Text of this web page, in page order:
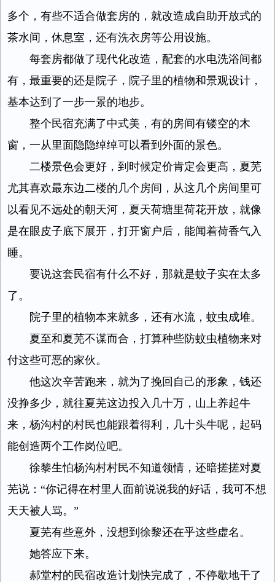
多个，有些不适合做套房的，就改造成自助开放式的
茶水间，休息室，还有洗衣房等公用设施。
每套房都做了现代化改造，配套的水电洗浴间都
有，最重要的还是院子，院子里的植物和景观设计，
基本达到了一步一景的地步。
整个民宿充满了中式美，有的房间有镂空的木
窗，一从里面隐隐绰绰可以看到外面的景色。
二楼景色会更好，到时候定价肯定会更高，夏芜
尤其喜欢最东边二楼的几个房间，从这几个房间里可
以看见不远处的朝天河，夏天荷塘里荷花开放，就像
是在眼皮子底下展开，打开窗户后，能闻着荷香气入
睡。
要说这套民宿有什么不好，那就是蚊子实在太多
了。
院子里的植物本来就多，还有水流，蚊虫成堆。
夏至和夏芜不谋而合，打算种些防蚊虫植物来对
付这些可恶的家伙。
他这次辛苦跑来，就为了挽回自己的形象，钱还
没挣多少，就往夏芜这边投入几十万，山上养起牛
来，杨沟村的村民也能跟着得利，几十头牛呢，起码
能创造两个工作岗位吧。
徐黎生怕杨沟村村民不知道领情，还暗搓搓对夏
芜说：“你记得在村里人面前说说我的好话，我可不想
天天被人骂。”
夏芜有些意外，没想到徐黎还在乎这些虚名。
她答应下来。
郝堂村的民宿改造计划快完成了，不停歇地干了